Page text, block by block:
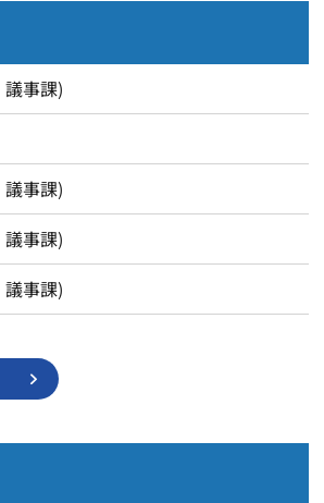
議事課)
議事課)
議事課)
議事課)